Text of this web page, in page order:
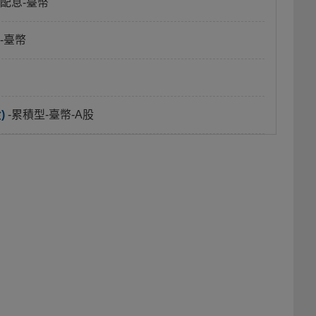
息-臺幣
臺幣
-累積型-臺幣-A股